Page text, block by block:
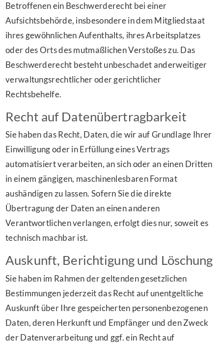
Betroffenen ein Beschwerderecht bei einer
Aufsichtsbehörde, insbesondere in dem Mitgliedstaat
ihres gewöhnlichen Aufenthalts, ihres Arbeitsplatzes
oder des Orts des mutmaßlichen Verstoßes zu. Das
Beschwerderecht besteht unbeschadet anderweitiger
verwaltungsrechtlicher oder gerichtlicher
Rechtsbehelfe.
Recht auf Daten­übertrag­barkeit
Sie haben das Recht, Daten, die wir auf Grundlage Ihrer
Einwilligung oder in Erfüllung eines Vertrags
automatisiert verarbeiten, an sich oder an einen Dritten
in einem gängigen, maschinenlesbaren Format
aushändigen zu lassen. Sofern Sie die direkte
Übertragung der Daten an einen anderen
Verantwortlichen verlangen, erfolgt dies nur, soweit es
technisch machbar ist.
Auskunft, Berichtigung und Löschung
Sie haben im Rahmen der geltenden gesetzlichen
Bestimmungen jederzeit das Recht auf unentgeltliche
Auskunft über Ihre gespeicherten personenbezogenen
Daten, deren Herkunft und Empfänger und den Zweck
der Datenverarbeitung und ggf. ein Recht auf